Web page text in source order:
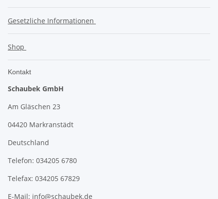
Gesetzliche Informationen
Shop
Kontakt
Schaubek GmbH
Am Gläschen 23
04420 Markranstädt
Deutschland
Telefon: 034205 6780
Telefax: 034205 67829
E-Mail: info@schaubek.de